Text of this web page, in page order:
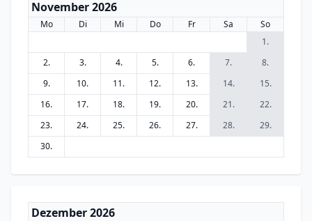
November 2026
Mo Di Mi Do Fr Sa
So
1.
2.
3. 4. 5. 6. 7.
8.
9.
10. 11. 12. 13. 14.
15.
16.
17. 18. 19. 20. 21.
22.
23.
24. 25. 26. 27. 28.
29.
30.
Dezember 2026